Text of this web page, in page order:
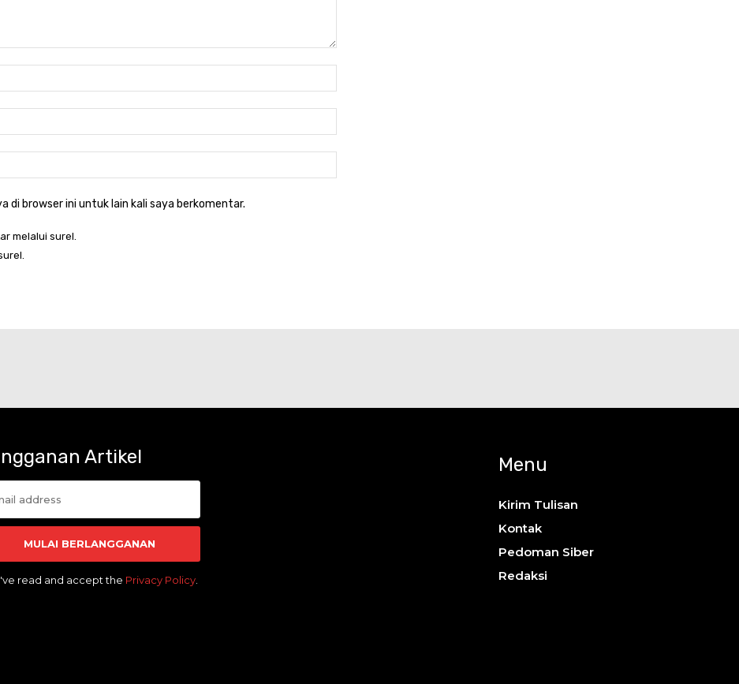
di browser ini untuk lain kali saya berkomentar.
melalui surel.
Artikel
MULAI BERLANGGANAN
read and accept the Privacy Policy.
Menu
Kirim Tulisan
Kontak
Pedoman Siber
Redaksi